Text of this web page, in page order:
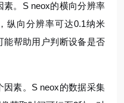
。S neox的横向分辨率
纵向分辨率可达0.1纳米
能帮助用户判断设备是否
素。S neox的数据采集